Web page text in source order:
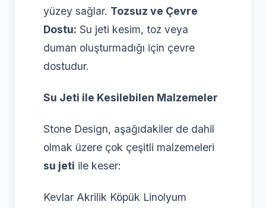
yüzey sağlar. Tozsuz ve Çevre
Dostu: Su jeti kesim, toz veya
duman oluşturmadığı için çevre
dostudur.
Su Jeti ile Kesilebilen Malzemeler
Stone Design, aşağıdakiler de dahil
olmak üzere çok çeşitli malzemeleri
su jeti ile keser:
Kevlar Akrilik Köpük Linolyum